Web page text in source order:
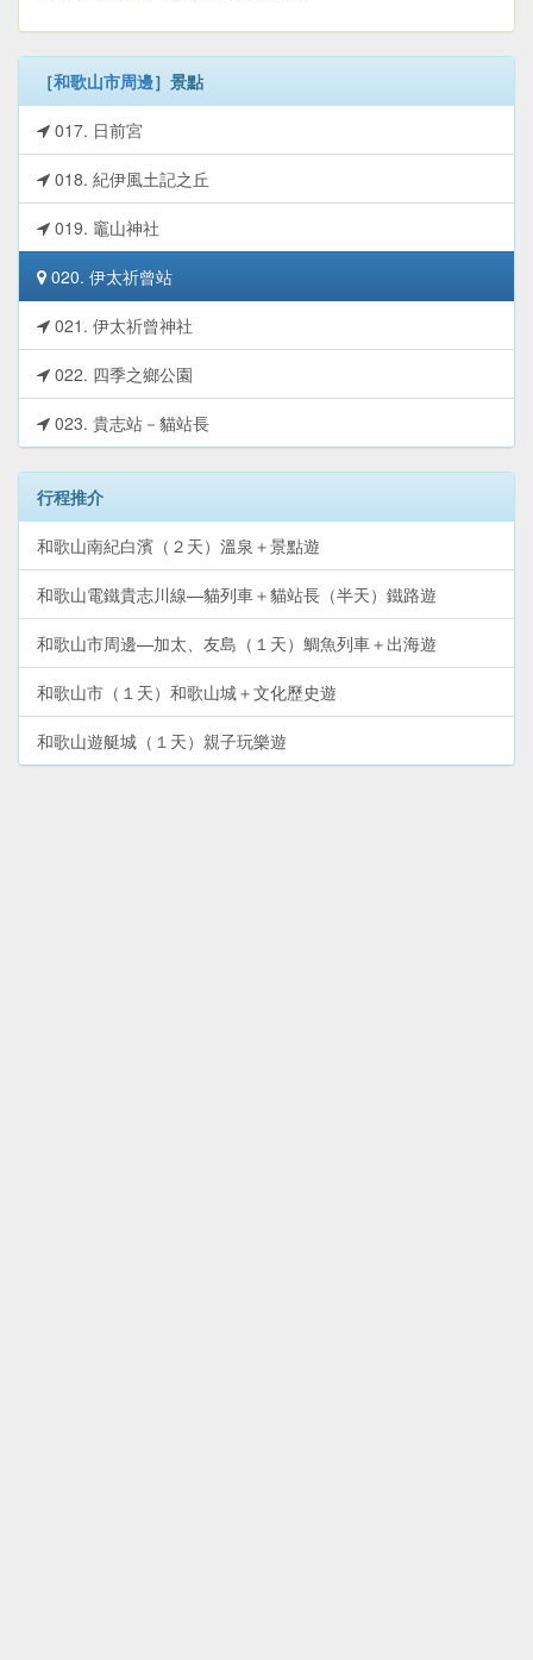
［和歌山市周邊］景點
017. 日前宮
018. 紀伊風土記之丘
019. 竈山神社
020. 伊太祈曾站
021. 伊太祈曾神社
022. 四季之鄉公園
023. 貴志站－貓站長
行程推介
和歌山南紀白濱（２天）溫泉＋景點遊
和歌山電鐵貴志川線—貓列車＋貓站長（半天）鐵路遊
和歌山市周邊—加太、友島（１天）鯛魚列車＋出海遊
和歌山市（１天）和歌山城＋文化歷史遊
和歌山遊艇城（１天）親子玩樂遊